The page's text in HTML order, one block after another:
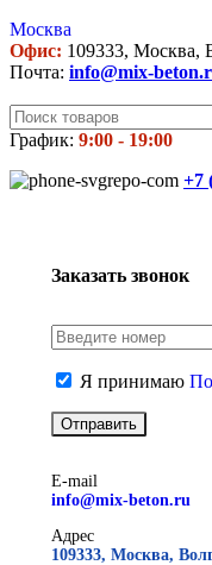
Москва
Офис: 109333, Москва,
Почта: info@mix-
График: 9:00 - 19:00
+7
Заказать звонок
Я принимаю
E-mail
info@mix-beton.ru
Адрес
109333, Москва,